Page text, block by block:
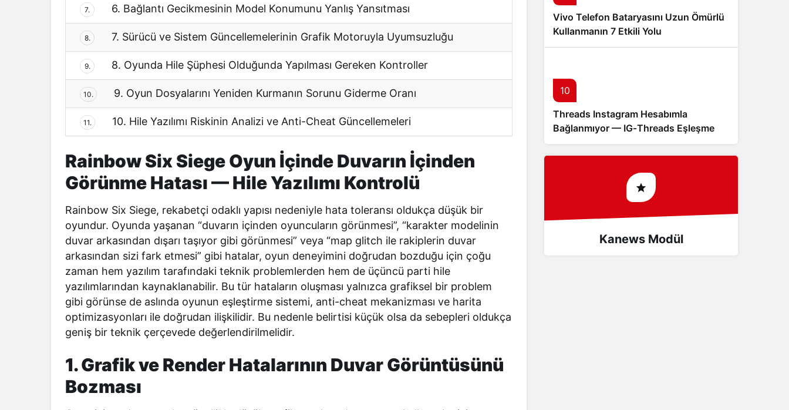
7. 6. Bağlantı Gecikmesinin Model Konumunu Yanlış Yansıtması
8. 7. Sürücü ve Sistem Güncellemelerinin Grafik Motoruyla Uyumsuzluğu
9. 8. Oyunda Hile Şüphesi Olduğunda Yapılması Gereken Kontroller
10. 9. Oyun Dosyalarını Yeniden Kurmanın Sorunu Giderme Oranı
11. 10. Hile Yazılımı Riskinin Analizi ve Anti-Cheat Güncellemeleri
Rainbow Six Siege Oyun İçinde Duvarın İçinden
Görünme Hatası — Hile Yazılımı Kontrolü
Rainbow Six Siege, rekabetçi odaklı yapısı nedeniyle hata toleransı oldukça düşük bir
oyundur. Oyunda yaşanan “duvarın içinden oyuncuların görünmesi”, “karakter modelinin
duvar arkasından dışarı taşıyor gibi görünmesi” veya “map glitch ile rakiplerin duvar
arkasından sizi fark etmesi” gibi hatalar, oyun deneyimini doğrudan bozduğu için çoğu
zaman hem yazılım tarafındaki teknik problemlerden hem de üçüncü parti hile
yazılımlarından kaynaklanabilir. Bu tür hataların oluşması yalnızca grafiksel bir problem
gibi görünse de aslında oyunun eşleştirme sistemi, anti-cheat mekanizması ve harita
optimizasyonları ile doğrudan ilişkilidir. Bu nedenle belirtisi küçük olsa da sebepleri oldukça
geniş bir teknik çerçevede değerlendirilmelidir.
1. Grafik ve Render Hatalarının Duvar Görüntüsünü
Bozması
Vivo Telefon Bataryasını Uzun Ömürlü
Kullanmanın 7 Etkili Yolu
10
Threads Instagram Hesabımla
Bağlanmıyor — IG‑Threads Eşleşme
Kanews Modül